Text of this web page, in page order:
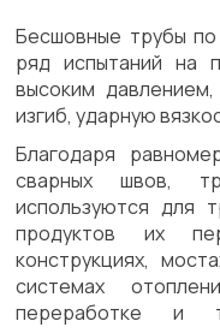
Бесшовные трубы по
ряд испытаний на
высоким
изгиб, ударную
Благодаря
сварных швов,
используются для
продуктов их
конструкциях,
системах
переработке и